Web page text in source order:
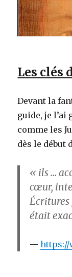
Les clés
Devant la
guide, je
comme les
dès le début
« ils …
cœur,
Écritures
était
https://